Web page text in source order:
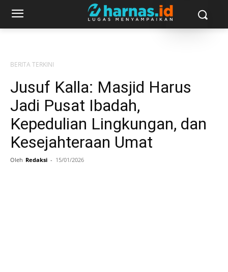
BERITA TERKINI
Jusuf Kalla: Masjid Harus
Jadi Pusat Ibadah,
Kepedulian Lingkungan, dan
Kesejahteraan Umat
Oleh Redaksi - 15/01/2026